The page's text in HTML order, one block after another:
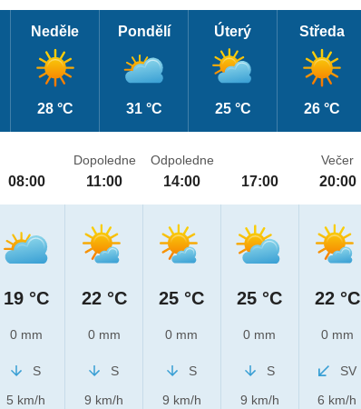
Neděle
28 °C
Pondělí
31 °C
Úterý
25 °C
Středa
26 °C
08:00
19 °C
0 mm
S
5 km/h
Dopoledne
11:00
22 °C
0 mm
S
9 km/h
Odpoledne
14:00
25 °C
0 mm
S
9 km/h
17:00
25 °C
0 mm
S
9 km/h
Večer
20:00
22 °C
0 mm
SV
6 km/h